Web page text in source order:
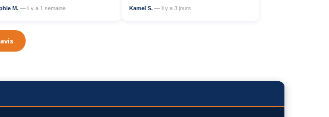
M. — il y a 1 semaine Kamel S. — il y a 3 jours